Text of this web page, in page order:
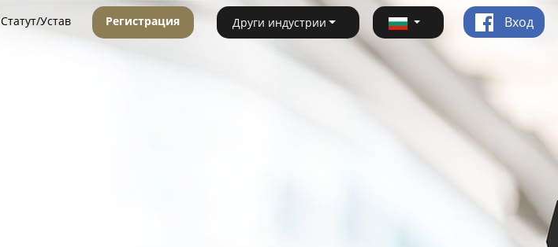
Статут/Устав Регистрация Други индустрии Вход